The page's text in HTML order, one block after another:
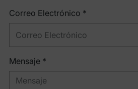
Correo Electrónico *
Mensaje *